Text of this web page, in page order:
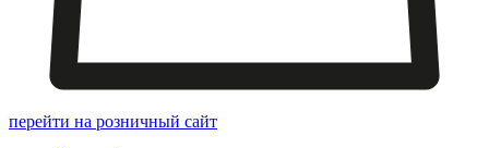
перейти на розничный сайт